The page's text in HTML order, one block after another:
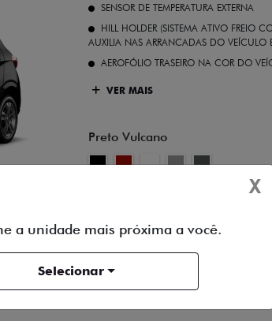
SENSOR DE TEMPERATURA EXTERNA
HILL HOLDER (SISTEMA ATIVO FREIO
AUXILIA NAS ARRANCADAS DO VEÍCULO
AEROFÓLIO TRASEIRO NA COR DO
VER MAIS
Preto Vulcano
ENTRAR EM CONTATO
X
a unidade mais próxima a você.
Selecionar